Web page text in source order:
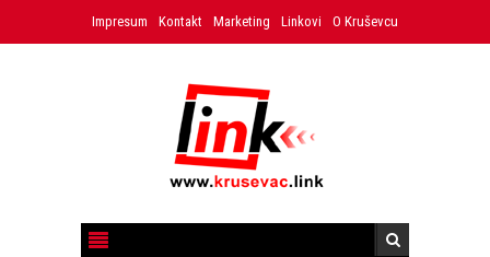
Impresum Kontakt Marketing Linkovi O Kruševcu